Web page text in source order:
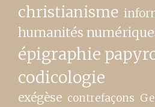
christianisme
humanités
épigraphie
codicologie
exégèse contrefaçons